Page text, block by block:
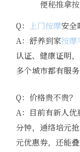
便秘推拿
Q：
上门按摩安全
A：舒养到家按摩
认证、健康证明
多个城市都有服
Q：价格贵不贵？
A：目前有新人
分钟，通络培元
元优惠券，还能